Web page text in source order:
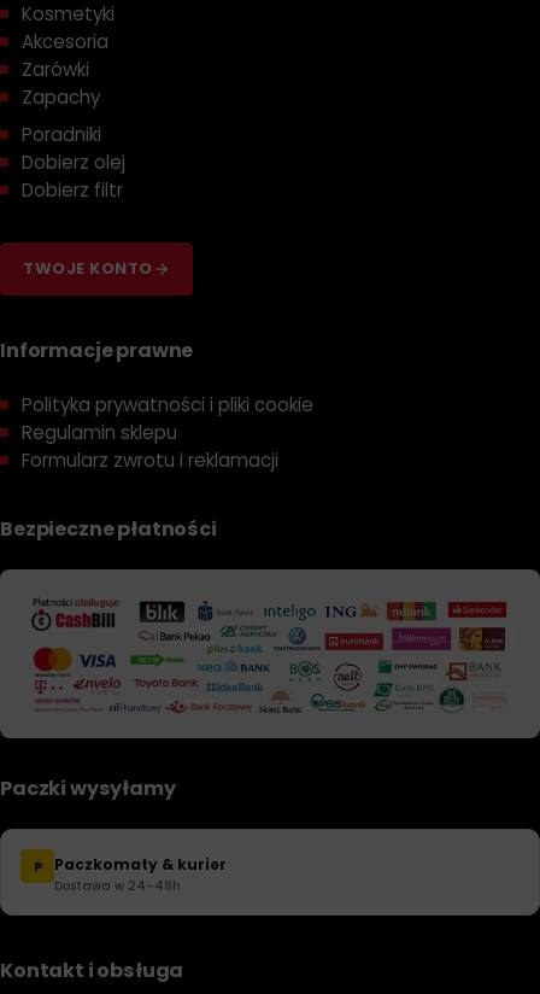
Kosmetyki
Akcesoria
Żarówki
Zapachy
Poradniki
Dobierz olej
Dobierz filtr
TWOJE KONTO
Informacje prawne
Polityka prywatności i pliki cookie
Regulamin sklepu
Formularz zwrotu i reklamacji
Bezpieczne płatności
Paczki wysyłamy
P Paczkomaty & kurier
Dostawa w 24–48h
Kontakt i obsługa